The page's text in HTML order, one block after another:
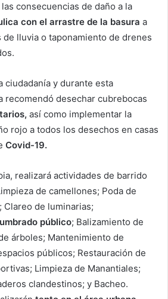
consecuencias de daño a la
con el arrastre de la basura a
lluvia o taponamiento de drenes
ciudadanía y durante esta
recomendó desechar cubrebocas
así como implementar la
rojo a todos los desechos en casas
Covid-19.
realizará actividades de barrido
de camellones; Poda de
de luminarias;
público; Balizamiento de
árboles; Mantenimiento de
públicos; Restauración de
Limpieza de Manantiales;
clandestinos; y Bacheo.